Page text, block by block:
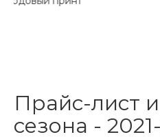
Прайс-лист
сезона -